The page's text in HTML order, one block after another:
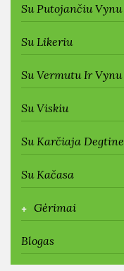
Su Putojančiu Vynu
Su Likeriu
Su Vermutu Ir Vynu
Su Viskiu
Su Karčiaja Degtine
Su Kačasa
+ Gėrimai
Blogas